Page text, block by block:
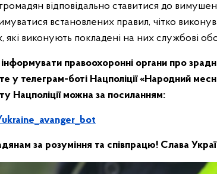
відповідально ставитися до
встановлених правил, чітко
які виконують покладені на них службові
правоохоронні органи про
у телеграм-боті Нацполіції «Народний
Нацполіції можна за посиланням:
за розуміння та співпрацю! Слава